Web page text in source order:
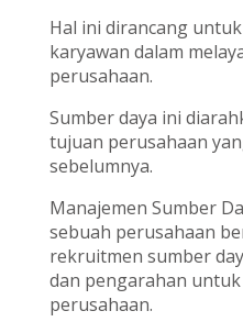
Hal ini dirancang
karyawan dalam
perusahaan.
Sumber daya ini
tujuan perusahaan
sebelumnya.
Manajemen Sumber
sebuah perusahaan
rekruitmen sumber
dan pengarahan
perusahaan.